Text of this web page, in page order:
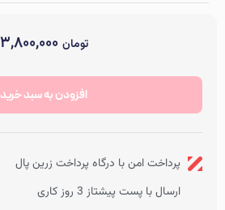
تومان ۳,۸۰۰,۰۰۰
تایپ پوستی
حجم
افزودن به سبد خرید
موجود در انبار
پرداخت امن با درگاه پرداخت زرین پال
ارسال با پست پیشتاز 3 روز کاری